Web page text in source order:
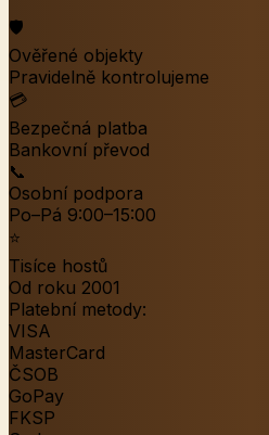
🛡️
Ověřené objekty
Pravidelně kontrolujeme
💳
Bezpečná platba
Bankovní převod
📞
Osobní podpora
Po–Pá 9:00–15:00
⭐
Tisíce hostů
Od roku 2001
Platební metody:
VISA
MasterCard
ČSOB
GoPay
FKSP